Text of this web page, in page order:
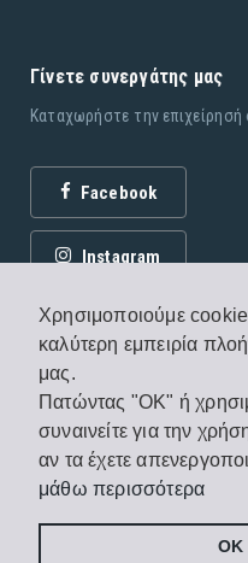
Χρησιμοποιούμε
καλύτερη εμπειρία
μας.
Πατώντας "OK" ή
συναινείτε για την
αν τα έχετε
μάθω περισσότερα
OK
€40
Γίνετε συνεργάτης μας
Καταχωρήστε την επιχείρησή
Facebook
Instagram
© 2026 Εκδόσεις
Όροι χρήσης
/